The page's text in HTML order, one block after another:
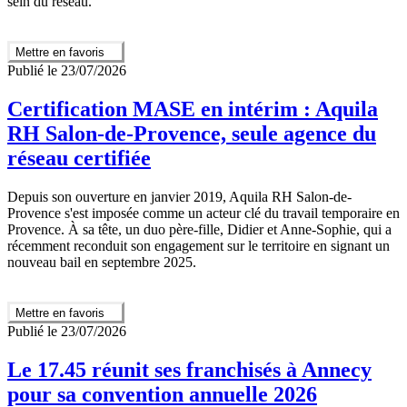
Mettre en favoris
Publié le 23/07/2026
Certification MASE en intérim : Aquila
RH Salon-de-Provence, seule agence du
réseau certifiée
Depuis son ouverture en janvier 2019, Aquila RH Salon-de-
Provence s'est imposée comme un acteur clé du travail temporaire en
Provence. À sa tête, un duo père-fille, Didier et Anne-Sophie, qui a
récemment reconduit son engagement sur le territoire en signant un
nouveau bail en septembre 2025.
Mettre en favoris
Publié le 23/07/2026
Le 17.45 réunit ses franchisés à Annecy
pour sa convention annuelle 2026